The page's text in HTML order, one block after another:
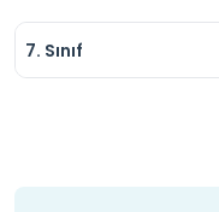
7. Sınıf